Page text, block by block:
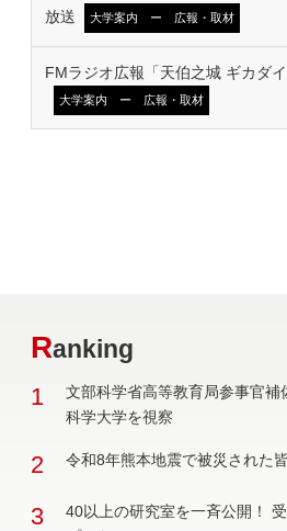
放送
大学案内 ー 広報・取材
FMラジオ広報「天伯之城 ギカダイ
大学案内 ー 広報・取材
Ranking
1
文部科学省高等教育局参事官
科学大学を視察
2 令和8年熊本地震で被災された
3
40以上の研究室を一斉公開！